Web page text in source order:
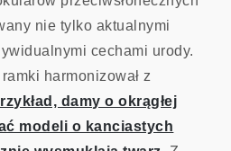
nie tylko aktualnymi
cechami urody.
harmonizował z
damy o okrągłej
modeli o kanciastych